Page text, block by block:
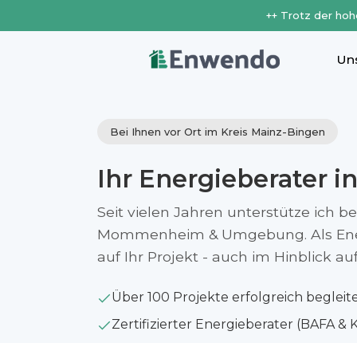
++ Trotz der
Bei Ihnen vor Ort im Kreis Mainz-Bingen
Ihr Energieberater
Seit vielen Jahren unterstütze ich
Mommenheim & Umgebung. Als
auf Ihr Projekt - auch im Hinblick
Über 100 Projekte erfolgreich
Zertifizierter Energieberater (BAFA &